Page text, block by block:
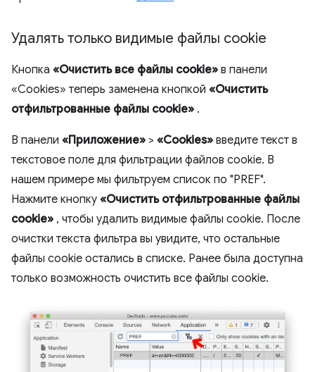
Удалять только видимые файлы cookie
Кнопка «Очистить все файлы cookie» в панели
«Cookies» теперь заменена кнопкой «Очистить
отфильтрованные файлы cookie» .
В панели «Приложение» > «Cookies» введите текст в
текстовое поле для фильтрации файлов cookie. В
нашем примере мы фильтруем список по "PREF".
Нажмите кнопку «Очистить отфильтрованные файлы
cookie» , чтобы удалить видимые файлы cookie. После
очистки текста фильтра вы увидите, что остальные
файлы cookie остались в списке. Ранее была доступна
только возможность очистить все файлы cookie.